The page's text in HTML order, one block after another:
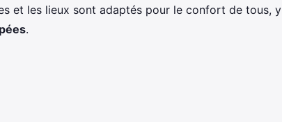
et les lieux sont adaptés pour le confort de tous, y
.